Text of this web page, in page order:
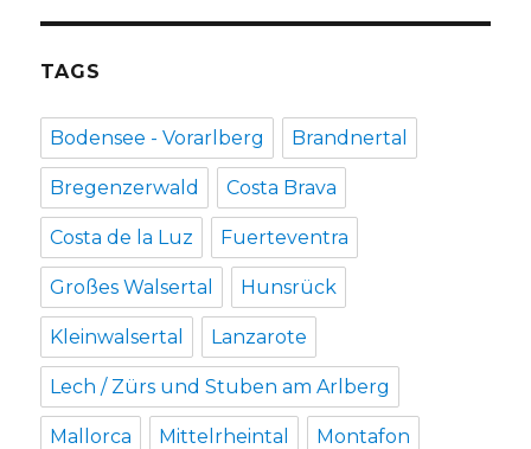
TAGS
Bodensee - Vorarlberg Brandnertal
Bregenzerwald Costa Brava
Costa de la Luz Fuerteventra
Großes Walsertal Hunsrück
Kleinwalsertal Lanzarote
Lech / Zürs und Stuben am Arlberg
Mallorca Mittelrheintal Montafon